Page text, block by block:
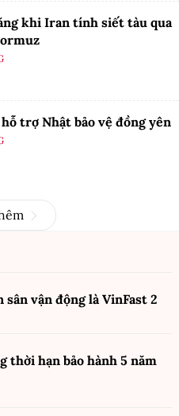
khi Iran tính siết tàu qua
trợ Nhật bảo vệ đồng yên
vận động là VinFast2
thời hạn bảo hành 5 năm